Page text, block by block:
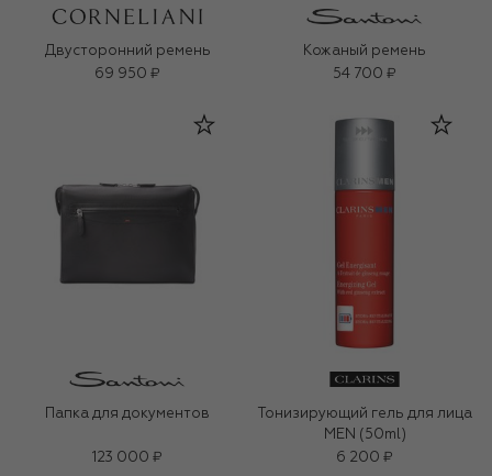
Двусторонний ремень
69 950 ₽
Кожаный ремень
54 700 ₽
Папка для документов
123 000 ₽
Тонизирующий гель для лица
MEN (50ml)
6 200 ₽